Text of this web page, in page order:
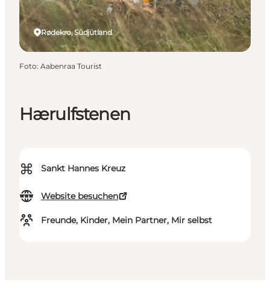
Hærulfstenen
⌘ Sankt Hannes Kreuz
Website besuchen
Freunde, Kinder, Mein Partner, Mir selbst
Rødekro, Südjütland
Foto: Aabenraa Tourist